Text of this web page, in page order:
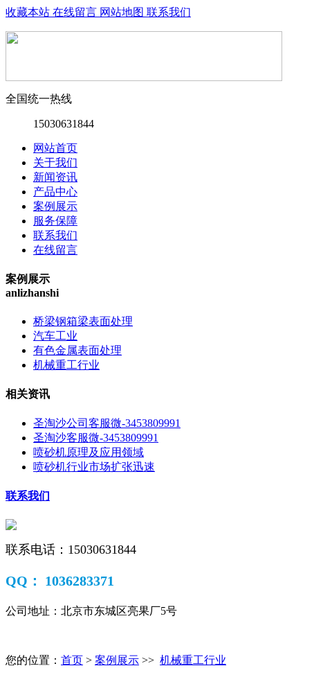
收藏本站 在线留言 网站地图 联系我们
全国统一热线
15030631844
网站首页
关于我们
新闻资讯
产品中心
案例展示
服务保障
联系我们
在线留言
案例展示
anlizhanshi
桥梁钢箱梁表面处理
汽车工业
有色金属表面处理
机械重工行业
相关资讯
圣淘沙公司客服微-3453809991
圣淘沙客服微-3453809991
喷砂机原理及应用领域
喷砂机行业市场扩张迅速
联系我们
联系电话： 15030631844
QQ： 1036283371
公司地址：北京市东城区亮果厂5号
您的位置： 首页 > 案例展示 >> 机械重工行业